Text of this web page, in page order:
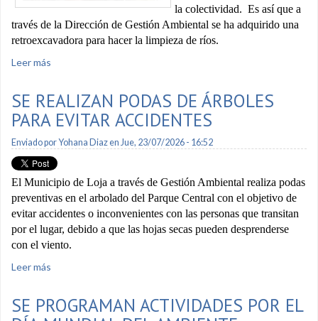
la colectividad. Es así que a
través de la Dirección de Gestión Ambiental se ha adquirido una
retroexcavadora para hacer la limpieza de ríos.
Leer más
SE REALIZAN PODAS DE ÁRBOLES
PARA EVITAR ACCIDENTES
Enviado porYohana Diazen Jue, 23/07/2026 - 16:52
El Municipio de Loja a través de Gestión Ambiental realiza podas
preventivas en el arbolado del Parque Central con el objetivo de
evitar accidentes o inconvenientes con las personas que transitan
por el lugar, debido a que las hojas secas pueden desprenderse
con el viento.
Leer más
SE PROGRAMAN ACTIVIDADES POR EL